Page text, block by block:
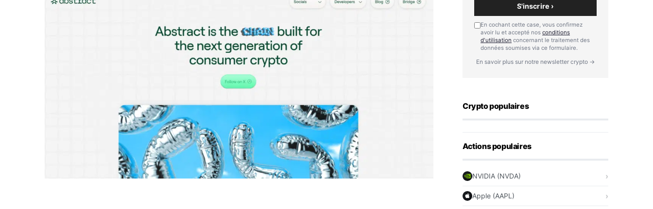
S'inscrire ›
En cochant cette case, vous confirmez
avoir lu et accepté nos conditions
d'utilisation concernant le traitement des
données soumises via ce formulaire.
En savoir plus sur notre newsletter crypto →
Crypto populaires
Actions populaires
NVIDIA (NVDA)
Apple (AAPL)